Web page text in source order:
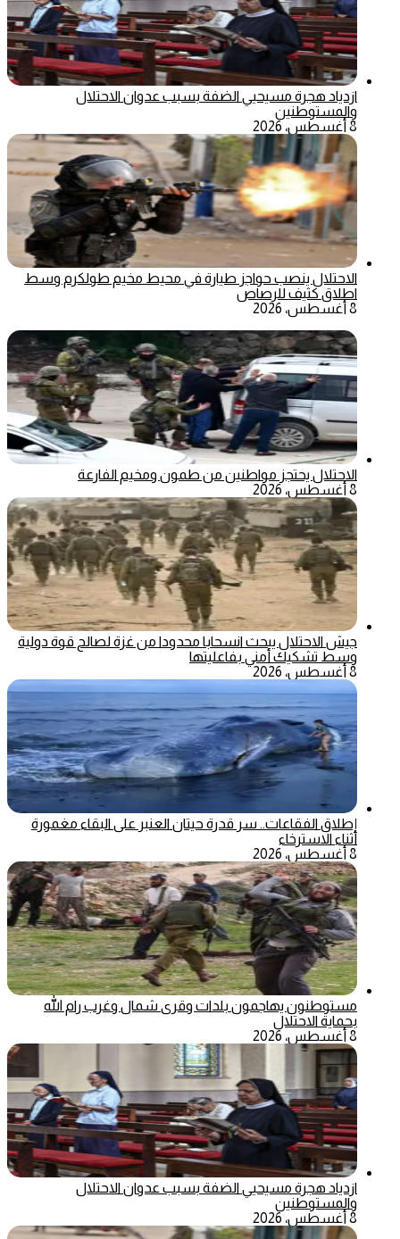
ازدياد هجرة مسيحيي الضفة بسبب عدوان الاحتلال
والمستوطنين
8 أغسطس، 2026
الاحتلال ينصب حواجز طيارة في محيط مخيم طولكرم وسط
اطلاق كثيف للرصاص
8 أغسطس، 2026
الاحتلال يحتجز مواطنين من طمون ومخيم الفارعة
8 أغسطس، 2026
جيش الاحتلال يبحث انسحابا محدودا من غزة لصالح قوة دولية
وسط تشكيك أمني بفاعليتها
8 أغسطس، 2026
إطلاق الفقاعات.. سر قدرة حيتان العنبر على البقاء مغمورة
أثناء الاسترخاء
8 أغسطس، 2026
مستوطنون يهاجمون بلدات وقرى شمال وغرب رام الله
بحماية الاحتلال
8 أغسطس، 2026
ازدياد هجرة مسيحيي الضفة بسبب عدوان الاحتلال
والمستوطنين
8 أغسطس، 2026